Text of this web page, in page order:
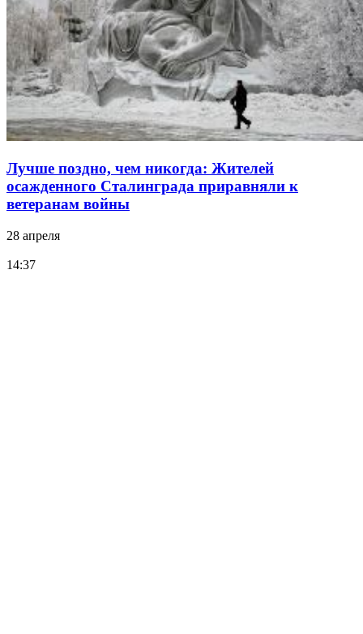
Лучше поздно, чем никогда: Жителей
осажденного Сталинграда приравняли к
ветеранам войны
28 апреля
14:37